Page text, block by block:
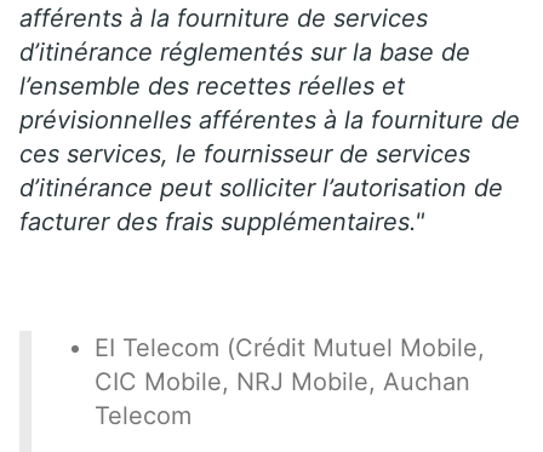
afférents à la fourniture de services
d’itinérance réglementés sur la base de
l’ensemble des recettes réelles et
prévisionnelles afférentes à la fourniture de
ces services, le fournisseur de services
d’itinérance peut solliciter l’autorisation de
facturer des frais supplémentaires."
EI Telecom (Crédit Mutuel Mobile,
CIC Mobile, NRJ Mobile, Auchan
Telecom